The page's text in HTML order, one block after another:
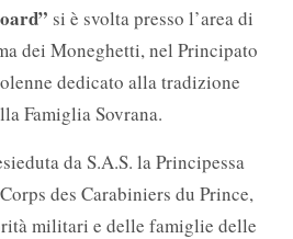
si è svolta presso l’area di
dei Moneghetti, nel Principato
dedicato alla tradizione
Famiglia Sovrana.
da S.A.S. la Principessa
Corps des Carabiniers du Prince,
militari e delle famiglie delle